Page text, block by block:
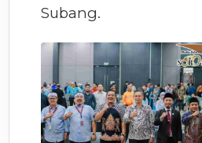
Subang.